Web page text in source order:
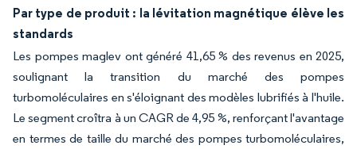
Par type de produit : la lévitation magnétique élève les
standards
Les pompes maglev ont généré 41,65 % des revenus en 2025,
soulignant la transition du marché des pompes
turbomoléculaires en s'éloignant des modèles lubrifiés à l'huile.
Le segment croîtra à un CAGR de 4,95 %, renforçant l'avantage
en termes de taille du marché des pompes turbomoléculaires,